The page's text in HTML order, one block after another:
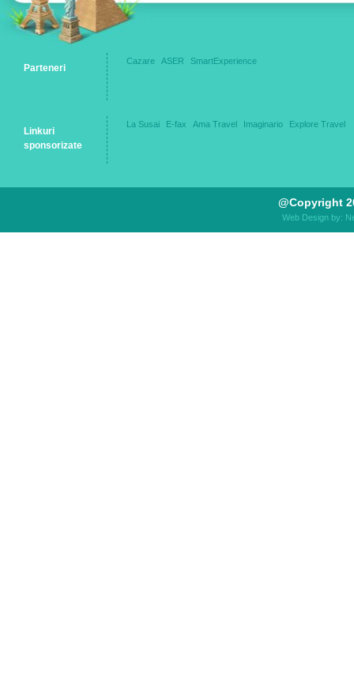
Parteneri
Cazare ASER SmartExperience
Linkuri
sponsorizate
La Susai E-fax Ama Travel Imaginario Explore Travel
@Copyright
Web Design by: